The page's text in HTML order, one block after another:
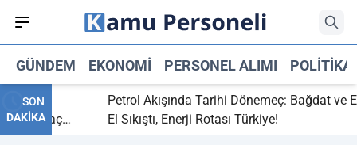
GÜNDEM EKONOMI PERSONEL ALIMI POLITIKA
SON
DAKİKA
bitti,
maç
Petrol Akışında Tarihi Dönemeç: Bağdat ve Erbil
El Sıkıştı, Enerji Rotası Türkiye!